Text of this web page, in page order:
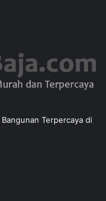
Terpercaya di